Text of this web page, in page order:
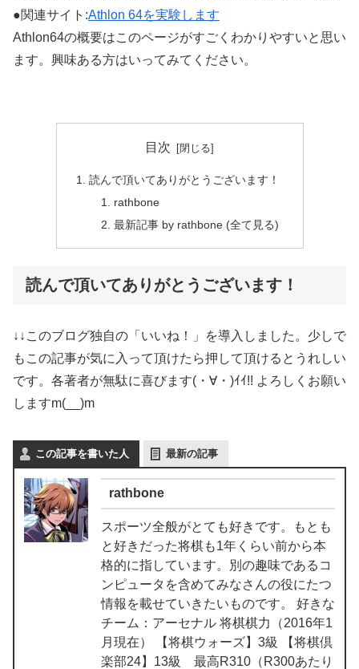
●関連サイト:Athlon 64を実験します
Athlon64の概要はこのページがすごくわかりやすいと思い
ます。興味ある方はいってみてください。
目次
読んで頂いてありがとうございます！
rathbone
最新記事 by rathbone (全て見る)
読んで頂いてありがとうございます！
↓↓このブログ独自の「いいね！」を導入しました。少しで
もこの記事が気に入って頂けたら押して頂けるとうれしい
です。各著者が無駄に喜びます(・∀・)ｲｲ!! よろしくお願い
しますm(__)m
この記事を書いた人 最新の記事
rathbone
スポーツ全般がとても好きです。もとも
と好きだった将棋も1年くらい前から本
格的に指しています。別の趣味であるコ
ンピュータを含めてみなさんの役にたつ
情報を載せていきたいものです。 好きな
チーム：アーセナル 将棋棋力（2016年1
月現在） 【将棋ウォーズ】3級 【将棋倶
楽部24】13級 最高R310（R300あたり